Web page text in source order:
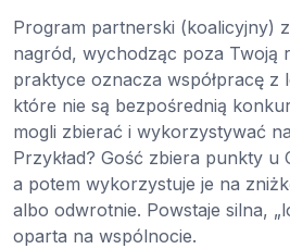
Program partnerski (koalicyjny)
nagród, wychodząc poza Twoją
praktyce oznacza współpracę z
które nie są bezpośrednią
mogli zbierać i wykorzystywać
Przykład? Gość zbiera punkty u
a potem wykorzystuje je na
albo odwrotnie. Powstaje silna,
oparta na wspólnocie.